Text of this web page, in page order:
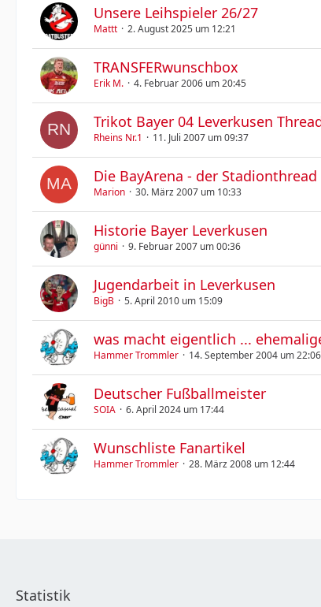
Unsere Leihspieler 26/27
Mattt 2. August 2025 um 12:21
TRANSFERwunschbox
Erik M. 4. Februar 2006 um 20:45
Trikot Bayer 04 Leverkusen
Rheins Nr.1 11. Juli 2007 um 09:37
Die BayArena - der Stadionthread
Marion 30. März 2007 um 10:33
Historie Bayer Leverkusen
günni 9. Februar 2007 um 00:36
Jugendarbeit in Leverkusen
BigB 5. April 2010 um 15:09
was macht eigentlich ...
Hammer Trommler 14. September 2004 um 22:06
Deutscher Fußballmeister
SOIA 6. April 2024 um 17:44
Wunschliste Fanartikel
Hammer Trommler 28. März 2008 um 12:44
Statistik